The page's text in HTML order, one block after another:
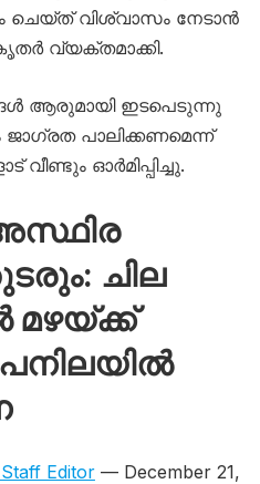
വിശ്വാസം നേടാൻ
വ്യക്തമാക്കി.
ആരുമായി ഇടപെടുന്നു
പാലിക്കണമെന്ന്
ഓർമിപ്പിച്ചു.
ചില
മഴയ്ക്ക്
Editor— December 21,